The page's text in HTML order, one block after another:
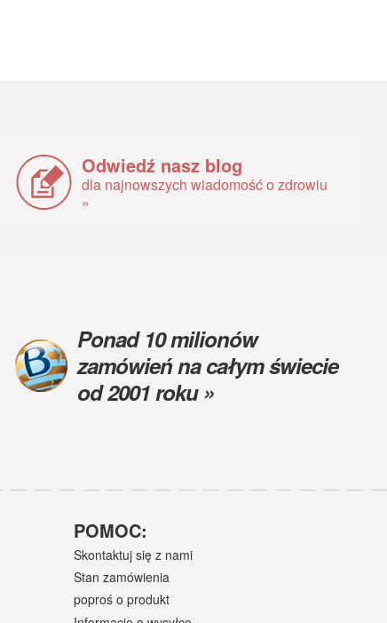
Odwiedź nasz blog
dla najnowszych wiadomość o zdrowiu
»
Ponad 10 milionów
zamówień na całym świecie
od 2001 roku »
POMOC:
Skontaktuj się z nami
Stan zamówienia
poproś o produkt